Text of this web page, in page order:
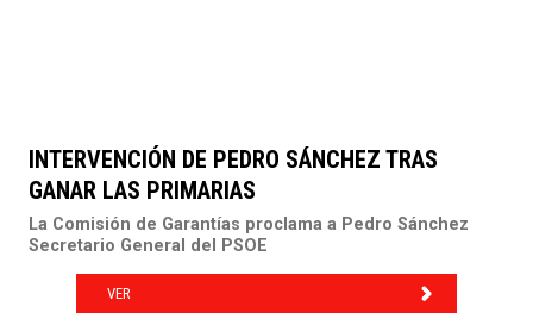
INTERVENCIÓN DE PEDRO SÁNCHEZ TRAS
GANAR LAS PRIMARIAS
La Comisión de Garantías proclama a Pedro Sánchez
Secretario General del PSOE
VER